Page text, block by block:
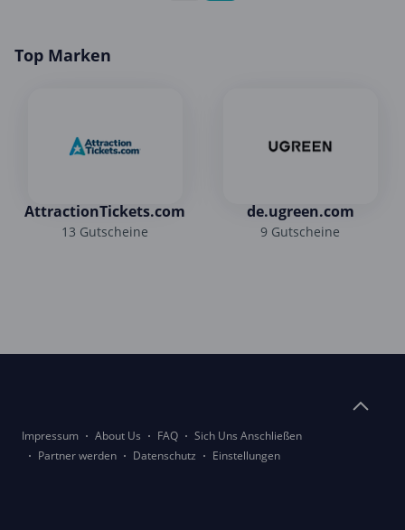
Top Marken
AttractionTickets.com
13 Gutscheine
de.ugreen.com
9 Gutscheine
Impressum About Us FAQ
Sich Uns Anschließen
Partner werden
Datenschutz Einstellungen